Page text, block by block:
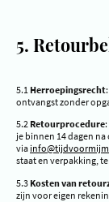
5.
5.1 Herroepingsrecht
ontvangst zonder
5.2 Retourprocedure
je binnen 14 dagen
via
staat en verpakking,
5.3 Kosten van
zijn voor eigen